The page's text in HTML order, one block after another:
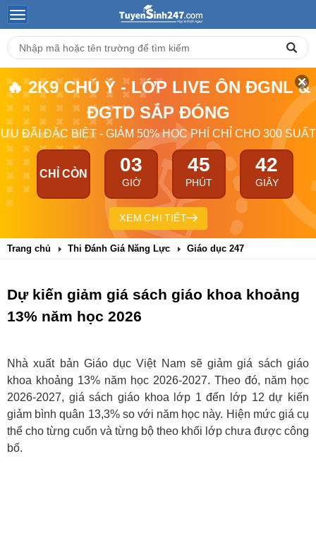
🔥 2K9 CHÚ Ý - LỚP LIVE ÔN ĐGNL &
ĐGTD SẮP ĐÓNG
ƯU ĐÃI ĐẶC BIỆT - GIẢM 50% HỌC PHÍ CHỈ CHO 300 SUẤT
CHỈ CÒN 03
GIỜ
45
PHÚT
41
GIÂY
XEM CHI TIẾT
Trang chủ Thi Đánh Giá Năng Lực Giáo dục 247
Dự kiến giảm giá sách giáo khoa khoảng
13% năm học 2026
Nhà xuất bản Giáo dục Việt Nam sẽ giảm giá sách giáo
khoa khoảng 13% năm học 2026-2027. Theo đó, năm học
2026-2027, giá sách giáo khoa lớp 1 đến lớp 12 dự kiến
giảm bình quân 13,3% so với năm học này. Hiện mức giá cụ
thể cho từng cuốn và từng bộ theo khối lớp chưa được công
bố.